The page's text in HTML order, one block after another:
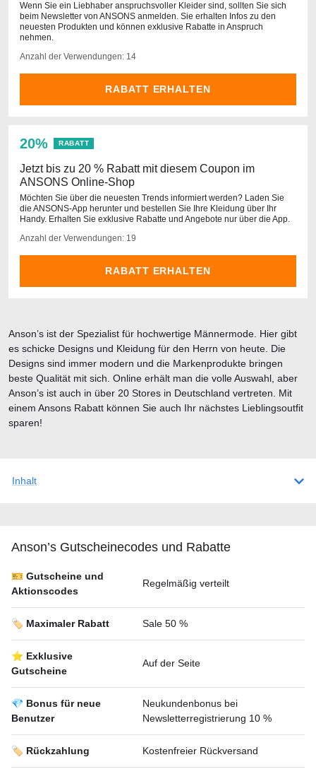
Wenn Sie ein Liebhaber anspruchsvoller Kleider sind, sollten Sie sich
beim Newsletter von ANSONS anmelden. Sie erhalten Infos zu den
neuesten Produkten und können exklusive Rabatte in Anspruch
nehmen.
Anzahl der Verwendungen: 14
RABATT ERHALTEN
20% RABATT
Jetzt bis zu 20 % Rabatt mit diesem Coupon im
ANSONS Online-Shop
Möchten Sie über die neuesten Trends informiert werden? Laden Sie
die ANSONS-App herunter und bestellen Sie Ihre Kleidung über Ihr
Handy. Erhalten Sie exklusive Rabatte und Angebote nur über die App.
Anzahl der Verwendungen: 19
RABATT ERHALTEN
Inhalt
Anson’s Gutscheineсodes und Rabatte
🎫 Gutscheine und
Aktionscodes
Regelmäßig verteilt
🏷️ Maximaler Rabatt Sale 50 %
⭐ Exklusive
Gutscheine
Auf der Seite
💎 Bonus für neue
Benutzer
Neukundenbonus bei
Newsletterregistrierung 10 %
🏷️ Rückzahlung Kostenfreier Rückversand
Anson’s ist der Spezialist für hochwertige Männermode. Hier gibt
es schicke Designs und Kleidung für den Herrn von heute. Die
Designs sind immer modern und die Markenprodukte bringen
beste Qualität mit sich. Online erhält man die volle Auswahl, aber
Anson’s ist auch in über 20 Stores in Deutschland vertreten. Mit
einem Ansons Rabatt können Sie auch Ihr nächstes Lieblingsoutfit
sparen!